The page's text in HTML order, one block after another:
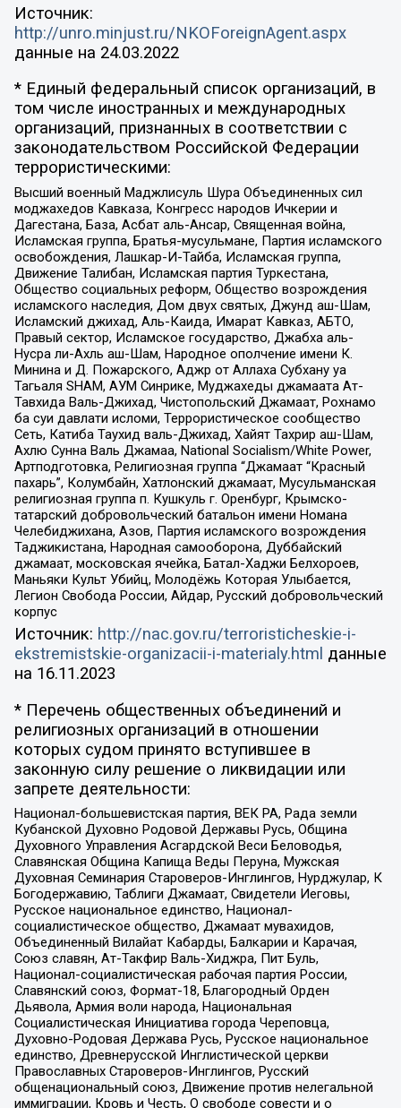
Источник:
http://unro.minjust.ru/NKOForeignAgent.aspx
данные на 24.03.2022
* Единый федеральный список организаций, в
том числе иностранных и международных
организаций, признанных в соответствии с
законодательством Российской Федерации
террористическими:
Высший военный Маджлисуль Шура Объединенных сил
моджахедов Кавказа, Конгресс народов Ичкерии и
Дагестана, База, Асбат аль-Ансар, Священная война,
Исламская группа, Братья-мусульмане, Партия исламского
освобождения, Лашкар-И-Тайба, Исламская группа,
Движение Талибан, Исламская партия Туркестана,
Общество социальных реформ, Общество возрождения
исламского наследия, Дом двух святых, Джунд аш-Шам,
Исламский джихад, Аль-Каида, Имарат Кавказ, АБТО,
Правый сектор, Исламское государство, Джабха аль-
Нусра ли-Ахль аш-Шам, Народное ополчение имени К.
Минина и Д. Пожарского, Аджр от Аллаха Субхану уа
Тагьаля SHAM, АУМ Синрике, Муджахеды джамаата Ат-
Тавхида Валь-Джихад, Чистопольский Джамаат, Рохнамо
ба суи давлати исломи, Террористическое сообщество
Сеть, Катиба Таухид валь-Джихад, Хайят Тахрир аш-Шам,
Ахлю Сунна Валь Джамаа, National Socialism/White Power,
Артподготовка, Религиозная группа “Джамаат “Красный
пахарь”, Колумбайн, Хатлонский джамаат, Мусульманская
религиозная группа п. Кушкуль г. Оренбург, Крымско-
татарский добровольческий батальон имени Номана
Челебиджихана, Азов, Партия исламского возрождения
Таджикистана, Народная самооборона, Дуббайский
джамаат, московская ячейка, Батал-Хаджи Белхороев,
Маньяки Культ Убийц, Молодёжь Которая Улыбается,
Легион Свобода России, Айдар, Русский добровольческий
корпус
Источник: http://nac.gov.ru/terroristicheskie-i-
ekstremistskie-organizacii-i-materialy.html данные
на 16.11.2023
* Перечень общественных объединений и
религиозных организаций в отношении
которых судом принято вступившее в
законную силу решение о ликвидации или
запрете деятельности:
Национал-большевистская партия, ВЕК РА, Рада земли
Кубанской Духовно Родовой Державы Русь, Община
Духовного Управления Асгардской Веси Беловодья,
Славянская Община Капища Веды Перуна, Мужская
Духовная Семинария Староверов-Инглингов, Нурджулар, К
Богодержавию, Таблиги Джамаат, Свидетели Иеговы,
Русское национальное единство, Национал-
социалистическое общество, Джамаат мувахидов,
Объединенный Вилайат Кабарды, Балкарии и Карачая,
Союз славян, Ат-Такфир Валь-Хиджра, Пит Буль,
Национал-социалистическая рабочая партия России,
Славянский союз, Формат-18, Благородный Орден
Дьявола, Армия воли народа, Национальная
Социалистическая Инициатива города Череповца,
Духовно-Родовая Держава Русь, Русское национальное
единство, Древнерусской Инглистической церкви
Православных Староверов-Инглингов, Русский
общенациональный союз, Движение против нелегальной
иммиграции, Кровь и Честь, О свободе совести и о